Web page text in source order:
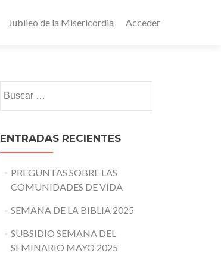
Jubileo de la Misericordia Acceder
ENTRADAS RECIENTES
PREGUNTAS SOBRE LAS
COMUNIDADES DE VIDA
SEMANA DE LA BIBLIA 2025
SUBSIDIO SEMANA DEL
SEMINARIO MAYO 2025